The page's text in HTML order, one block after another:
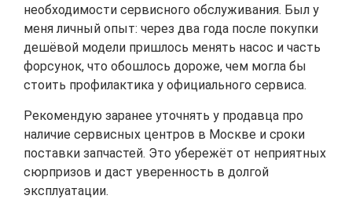
необходимости сервисного обслуживания. Был у
меня личный опыт: через два года после покупки
дешёвой модели пришлось менять насос и часть
форсунок, что обошлось дороже, чем могла бы
стоить профилактика у официального сервиса.
Рекомендую заранее уточнять у продавца про
наличие сервисных центров в Москве и сроки
поставки запчастей. Это убережёт от неприятных
сюрпризов и даст уверенность в долгой
эксплуатации.